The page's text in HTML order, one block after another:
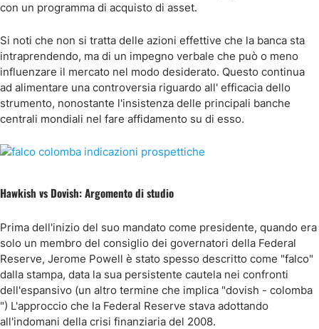
con un programma di acquisto di asset.
Si noti che non si tratta delle azioni effettive che la banca sta
intraprendendo, ma di un impegno verbale che può o meno
influenzare il mercato nel modo desiderato. Questo continua
ad alimentare una controversia riguardo all' efficacia dello
strumento, nonostante l'insistenza delle principali banche
centrali mondiali nel fare affidamento su di esso.
Hawkish vs Dovish: Argomento di studio
Prima dell'inizio del suo mandato come presidente, quando era
solo un membro del consiglio dei governatori della Federal
Reserve, Jerome Powell è stato spesso descritto come "falco"
dalla stampa, data la sua persistente cautela nei confronti
dell'espansivo (un altro termine che implica "dovish - colomba
") L'approccio che la Federal Reserve stava adottando
all'indomani della crisi finanziaria del 2008.